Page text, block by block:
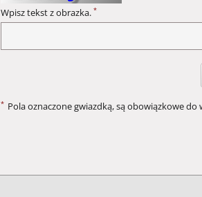
Wpisz tekst z obrazka. *
* Pola oznaczone gwiazdką, są obowiązkowe do